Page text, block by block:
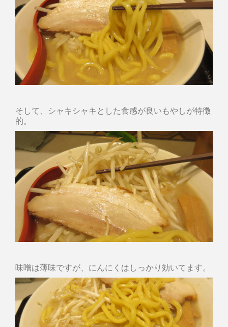
そして、シャキシャキとした食感が良いもやしが特徴
的。
味噌は薄味ですが、にんにくはしっかり効いてます。